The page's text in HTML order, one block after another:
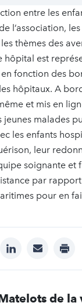
entre les
l’association,
thèmes des
hôpital est
fonction des
hôpitaux. A
et mis en
malades
les enfants
leur
soignante
par
pour en
linkedinmail
de la